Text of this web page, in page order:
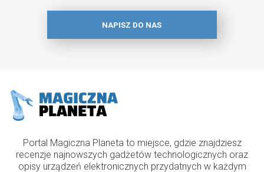
NAPISZ DO NAS
Portal Magiczna Planeta to miejsce, gdzie znajdziesz
recenzje najnowszych gadżetów technologicznych oraz
opisy urządzeń elektronicznych przydatnych w każdym